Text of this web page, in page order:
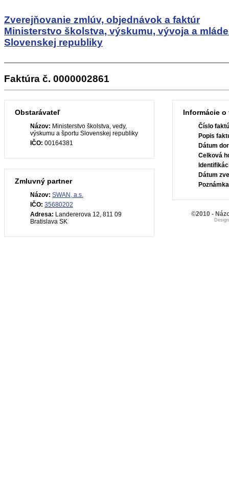
Zverejňovanie zmlúv, objednávok a faktúr
Ministerstvo školstva, výskumu, vývoja a
Slovenskej republiky
Faktúra č. 0000002861
Obstarávateľ
Názov: Ministerstvo školstva, vedy,
výskumu a športu Slovenskej republiky
IČO: 00164381
Zmluvný partner
Názov: SWAN, a.s.
IČO: 35680202
Adresa: Landererova 12, 811 09
Bratislava SK
Informácie o
Číslo
Popis
Dátum
Celková
Dátum
©2010 -